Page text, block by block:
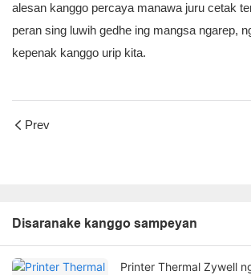
alesan kanggo percaya manawa juru cetak
peran sing luwih gedhe ing mangsa ngarep,
kepenak kanggo urip kita.
Prev
Disaranake kanggo sampeyan
Printer Thermal Zywell